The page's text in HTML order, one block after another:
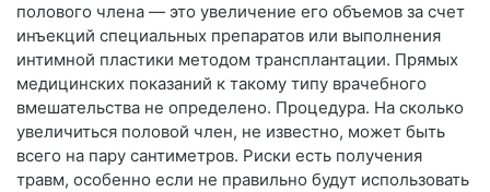
полового члена — это увеличение его объемов за счет
инъекций специальных препаратов или выполнения
интимной пластики методом трансплантации. Прямых
медицинских показаний к такому типу врачебного
вмешательства не определено. Процедура. На сколько
увеличиться половой член, не известно, может быть
всего на пару сантиметров. Риски есть получения
травм, особенно если не правильно будут использовать